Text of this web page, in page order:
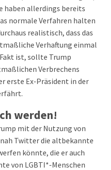
haben allerdings bereits
normale Verfahren halten
realistisch, dass das
Verhaftung einmal
ist, sollte Trump
Verbrechens
erste Ex-Präsident in der
werden!
mit der Nutzung von
Twitter die altbekannte
könnte, die er auch
von LGBTI*-Menschen